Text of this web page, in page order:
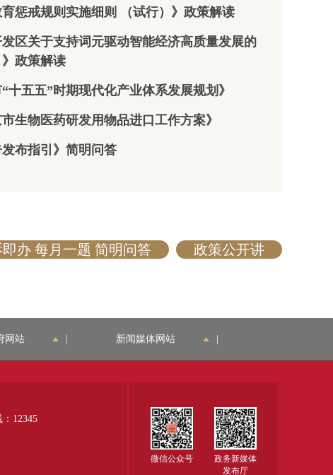
经济技术开
理委员会
发《亦庄
业用地
项目城市
施细则
）》的通
市场监督
的指导意
办公厅关于以冰
雪运动高质量发
展激发冰雪经济
活力的实施意见
北京市商务局关
于申报2025年促
进北京市会展业
发展奖励项目的
通知
北京市人力资源
和社会保障局关
于印发《北京市
职称评审管理暂
北京市人力资源
和社会保障局关
于启用北京市电
育惩戒规则实施细则 （试行）》政策解读
发区关于支持词元驱动智能经济高质量发展的
政策解读
十五五”时期现代化产业体系发展规划》
生物医药研发用物品进口工作方案》
发布指引》简明问答
办 每月一题 简明问答 政策公开讲
网站 新闻媒体网站
12345
微信公众号
政务新媒体
发布厅